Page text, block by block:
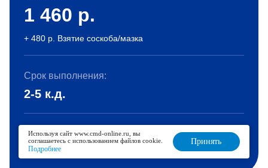
1 460 р.
+ 480 р. Взятие соскоба/мазка
Срок выполнения:
2-5 к.д.
В корзину
Используя сайт www.cmd-online.ru, вы
соглашаетесь с использованием файлов cookie.
Подробнее
Принять